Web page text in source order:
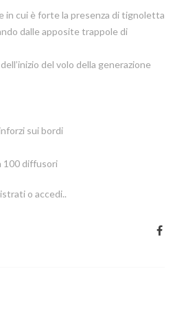
in cui è forte la presenza di tignoletta
dalle apposite trappole di
del volo della generazione
sui bordi
100 diffusori
o accedi..